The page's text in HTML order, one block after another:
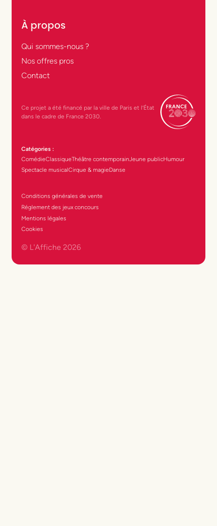
À propos
Qui sommes-nous ?
Nos offres pros
Contact
Ce projet a été financé par la ville de Paris et l’État
dans le cadre de France 2030.
Catégories :
ComédieClassiqueThéâtre contemporainJeune publicHumour
Spectacle musicalCirque & magieDanse
Conditions générales de vente
Réglement des jeux concours
Mentions légales
Cookies
© L'Affiche 2026